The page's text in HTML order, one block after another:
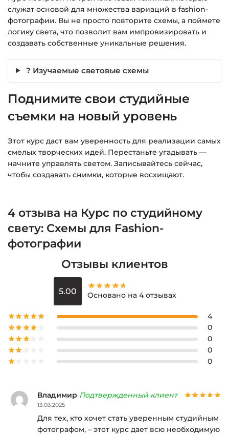
Подробнее об оплате и безопасности — в
справке >>>
Вопросы?Пишите наinfo@siluette.com.uaили в
чат на сайте.
служат основой для множества вариаций в fashion-
фотографии. Вы не просто повторите схемы, а поймете
логику света, что позволит вам импровизировать и
создавать собственные уникальные решения.
? Изучаемые световые схемы
Поднимите свои студийные
съемки на новый уровень
Этот курс даст вам уверенность для реализации самых
смелых творческих идей. Перестаньте угадывать —
начните управлять светом. Записывайтесь сейчас,
чтобы создавать снимки, которые восхищают.
4 отзыва на Курс по студийному
свету: Схемы для Fashion-
фотографии
Отзывы клиентов
5.00 Основано на 4 отзывах
4
0
0
0
0
Владимир Подтвержденный клиент
13.03.2025
Для тех, кто хочет стать уверенным студийным
фотографом, – этот курс дает всю необходимую